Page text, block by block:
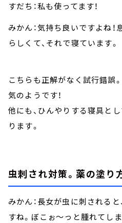
すだち：私も使ってます！
みかん：気持ち良いですよね
らしくて、それで寝ています。
こちらも正解がなく試行錯誤
気のようです！
他にも、ひんやりする寝具と
ります。
虫刺され対策。薬の塗り
みかん：長女が虫に刺される
すね。ぼこぉ～っと腫れてし